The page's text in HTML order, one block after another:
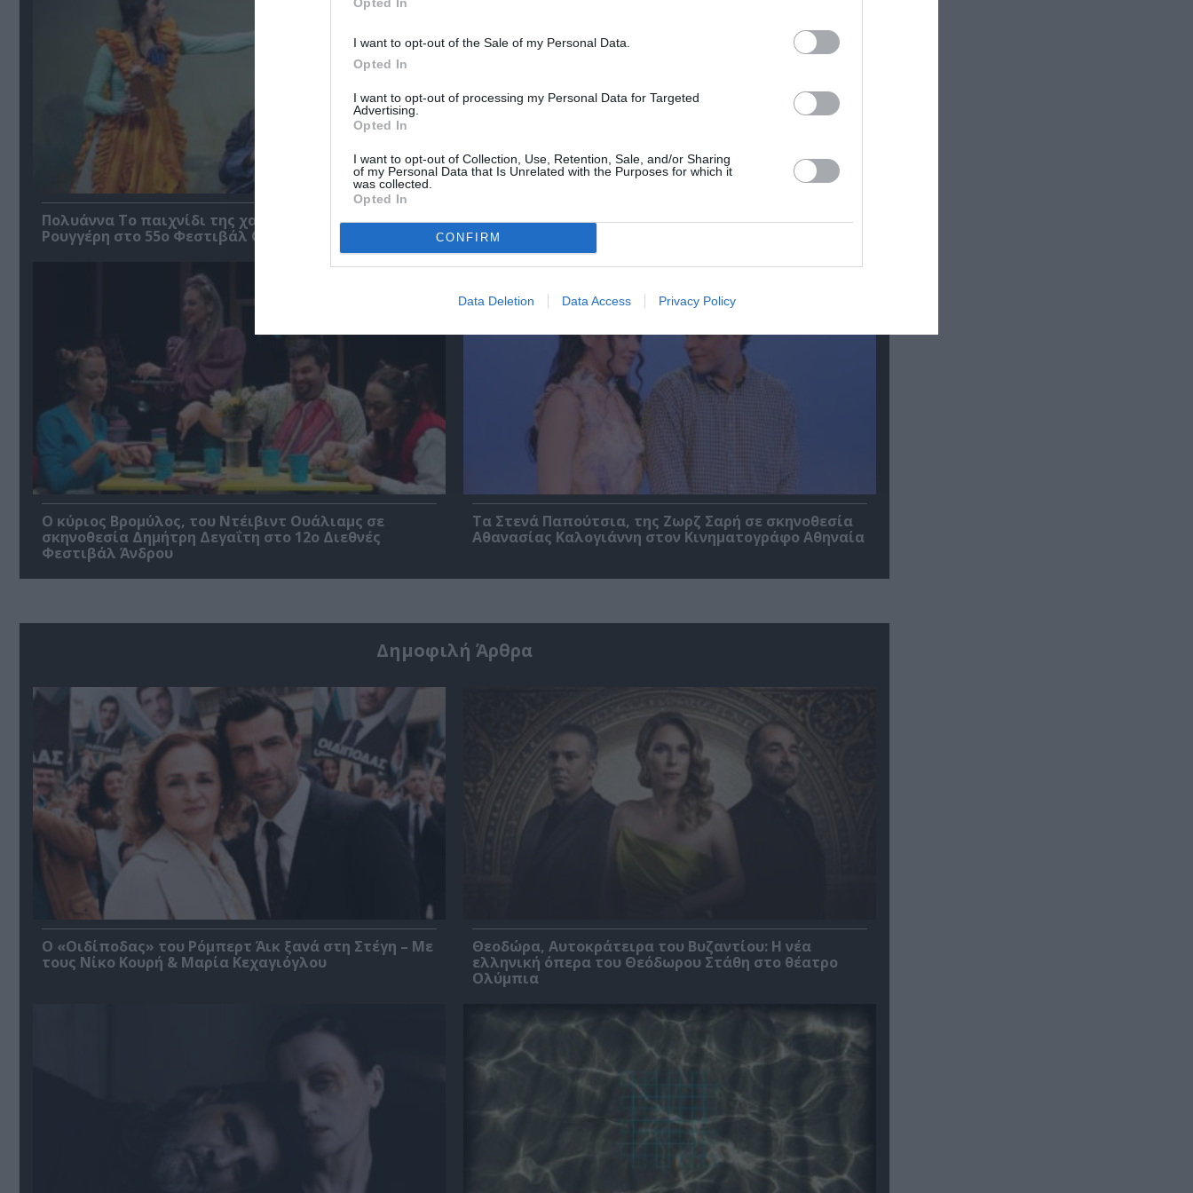
I want to opt-out of the Sale of my Personal Data.
Opted In
I want to opt-out of processing my Personal Data for Targeted
Advertising.
Opted In
I want to opt-out of Collection, Use, Retention, Sale, and/or Sharing
of my Personal Data that Is Unrelated with the Purposes for which it
was collected.
Opted In
CONFIRM
Data Deletion Data Access Privacy Policy
Πολυάννα Το παιχνίδι της χαράς, της Κάρμεν
Ρουγγέρη στο 55ο Φεστιβάλ Ολύμπου 2026
ΚΠΙΣΝ: Park your Cinema – Αύγουστος 2026
O κύριος Βρομύλος, του Ντέιβιντ Ουάλιαμς σε
σκηνοθεσία Δημήτρη Δεγαΐτη στο 12ο Διεθνές
Φεστιβάλ Άνδρου
Τα Στενά Παπούτσια, της Ζωρζ Σαρή σε σκηνοθεσία
Αθανασίας Καλογιάννη στον Κινηματογράφο Αθηναία
Δημοφιλή Άρθρα
O «Οιδίποδας» του Ρόμπερτ Άικ ξανά στη Στέγη – Με
τους Νίκο Κουρή & Μαρία Κεχαγιόγλου
Θεοδώρα, Αυτοκράτειρα του Βυζαντίου: Η νέα
ελληνική όπερα του Θεόδωρου Στάθη στο θέατρο
Ολύμπια